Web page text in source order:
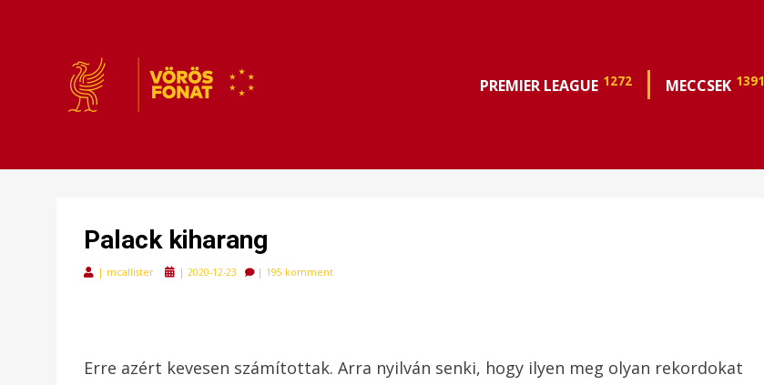
PREMIER LEAGUE 1272 MECCSEK 1391
Palack kiharang
| mcallister
Posted
| 2020-12-23 | 195 komment
Erre azért kevesen számítottak. Arra nyilván senki, hogy ilyen meg olyan rekordokat